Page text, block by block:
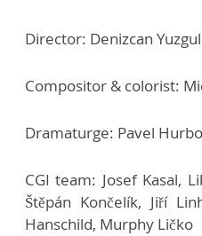
Director: Denizcan Yuzgul
Compositor & colorist:
Dramaturge: Pavel
CGI team: Josef Kasal,
Štěpán Končelík, Jiří
Hanschild, Murphy Ličko